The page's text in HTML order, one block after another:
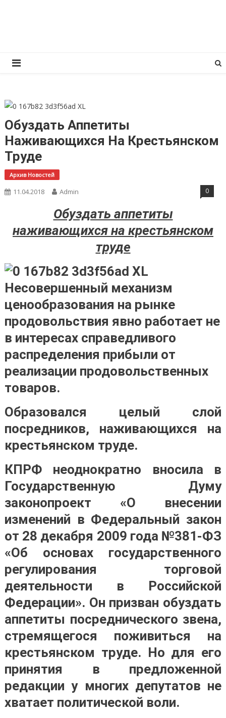
Обуздать Аппетиты
Наживающихся На Крестьянском
Труде
Архив Новостей
11.04.2018 Admin 0
Обуздать аппетиты
наживающихся на крестьянском
труде
Несовершенный механизм
ценообразования на рынке
продовольствия явно работает не
в интересах справедливого
распределения прибыли от
реализации продовольственных
товаров.
Образовался целый слой
посредников, наживающихся на
крестьянском труде.
КПРФ неоднократно вносила в
Государственную Думу
законопроект «О внесении
изменений в Федеральный закон
от 28 декабря 2009 года №381-ФЗ
«Об основах государственного
регулирования торговой
деятельности в Российской
Федерации». Он призван обуздать
аппетиты посреднического звена,
стремящегося поживиться на
крестьянском труде. Но для его
принятия в предложенной
редакции у многих депутатов не
хватает политической воли.